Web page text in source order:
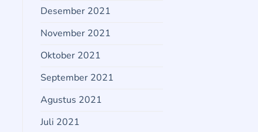
Desember 2021
November 2021
Oktober 2021
September 2021
Agustus 2021
Juli 2021